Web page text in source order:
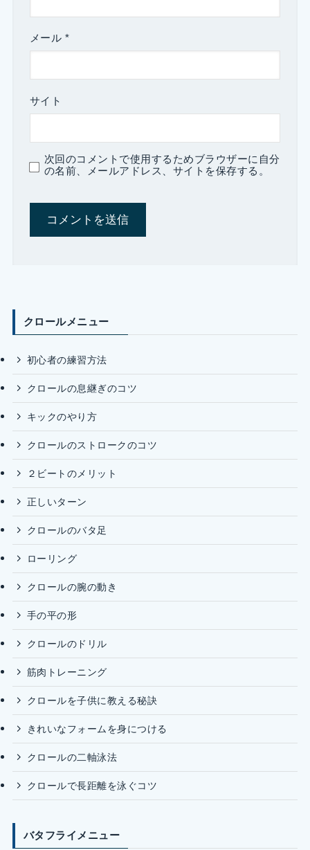
メール *
サイト
次回のコメントで使用するためブラウザーに自分
の名前、メールアドレス、サイトを保存する。
クロールメニュー
初心者の練習方法
クロールの息継ぎのコツ
キックのやり方
クロールのストロークのコツ
２ビートのメリット
正しいターン
クロールのバタ足
ローリング
クロールの腕の動き
手の平の形
クロールのドリル
筋肉トレーニング
クロールを子供に教える秘訣
きれいなフォームを身につける
クロールの二軸泳法
クロールで長距離を泳ぐコツ
バタフライメニュー